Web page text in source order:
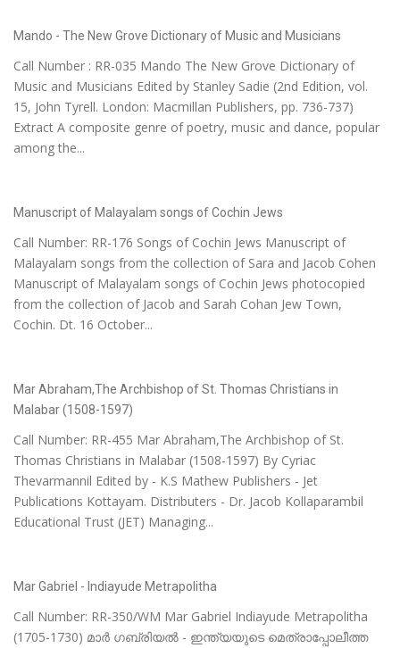
Mando - The New Grove Dictionary of Music and Musicians
Call Number : RR-035 Mando The New Grove Dictionary of
Music and Musicians Edited by Stanley Sadie (2nd Edition, vol.
15, John Tyrell. London: Macmillan Publishers, pp. 736-737)
Extract A composite genre of poetry, music and dance, popular
among the...
Manuscript of Malayalam songs of Cochin Jews
Call Number: RR-176 Songs of Cochin Jews Manuscript of
Malayalam songs from the collection of Sara and Jacob Cohen
Manuscript of Malayalam songs of Cochin Jews photocopied
from the collection of Jacob and Sarah Cohan Jew Town,
Cochin. Dt. 16 October...
Mar Abraham,The Archbishop of St. Thomas Christians in
Malabar (1508-1597)
Call Number: RR-455 Mar Abraham,The Archbishop of St.
Thomas Christians in Malabar (1508-1597) By Cyriac
Thevarmannil Edited by - K.S Mathew Publishers - Jet
Publications Kottayam. Distributers - Dr. Jacob Kollaparambil
Educational Trust (JET) Managing...
Mar Gabriel - Indiayude Metrapolitha
Call Number: RR-350/WM Mar Gabriel Indiayude Metrapolitha
(1705-1730) മാർ ഗബ്രിയൽ - ഇന്ത്യയുടെ മെത്രാപ്പോലീത്ത